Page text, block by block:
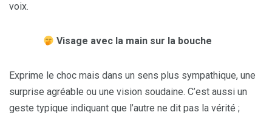
voix.
Visage avec la main sur la bouche
Exprime le choc mais dans un sens plus sympathique, une
surprise agréable ou une vision soudaine. C’est aussi un
geste typique indiquant que l’autre ne dit pas la vérité ;